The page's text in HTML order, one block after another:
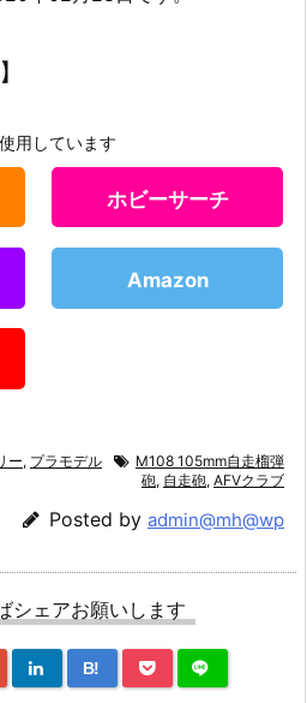
用しています
ホビーサーチ
Amazon
ー, プラモデル
M108 105mm自走榴弾
砲, 自走砲, AFVクラブ
Posted by admin@mh@wp
シェアお願いします
B!